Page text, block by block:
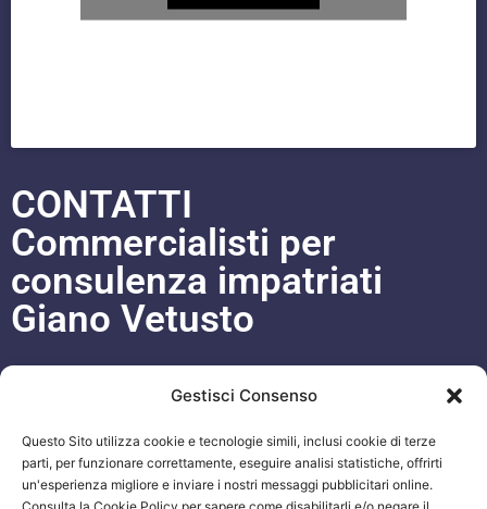
Gestisci Consenso
Questo Sito utilizza cookie e tecnologie simili, inclusi cookie di terze
parti, per funzionare correttamente, eseguire analisi statistiche, offrirti
un'esperienza migliore e inviare i nostri messaggi pubblicitari online.
Commercialisti per
consulenza impatriati
Giano Vetusto
Cell. 333 93 97 542
antoniasaldamarco@gmail.com
ORARI APERTURA UFFICI
Lun-Ven 09:00 – 19:00